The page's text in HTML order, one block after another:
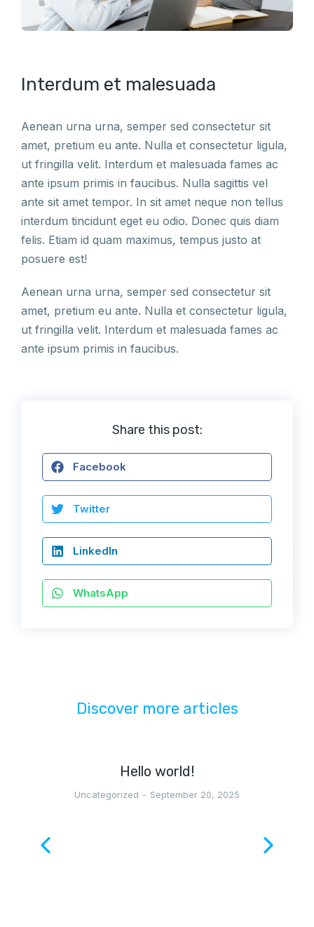
Interdum et malesuada
Aenean urna urna, semper sed consectetur sit
amet, pretium eu ante. Nulla et consectetur ligula,
ut fringilla velit. Interdum et malesuada fames ac
ante ipsum primis in faucibus. Nulla sagittis vel
ante sit amet tempor. In sit amet neque non tellus
interdum tincidunt eget eu odio. Donec quis diam
felis. Etiam id quam maximus, tempus justo at
posuere est!
Aenean urna urna, semper sed consectetur sit
amet, pretium eu ante. Nulla et consectetur ligula,
ut fringilla velit. Interdum et malesuada fames ac
ante ipsum primis in faucibus.
Share this post:
Facebook
Twitter
LinkedIn
WhatsApp
Discover more articles
Hello world!
Uncategorized September 20, 2025